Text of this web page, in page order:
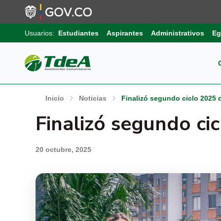
Usuarios: Estudiantes Aspirantes Administrativos
Inicio Noticias Finalizó segundo ciclo 2025
Finalizó segundo
20 octubre, 2025